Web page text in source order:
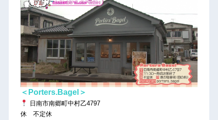
＜Porters.Bagel＞
日南市南郷町中村乙4797
休 不定休